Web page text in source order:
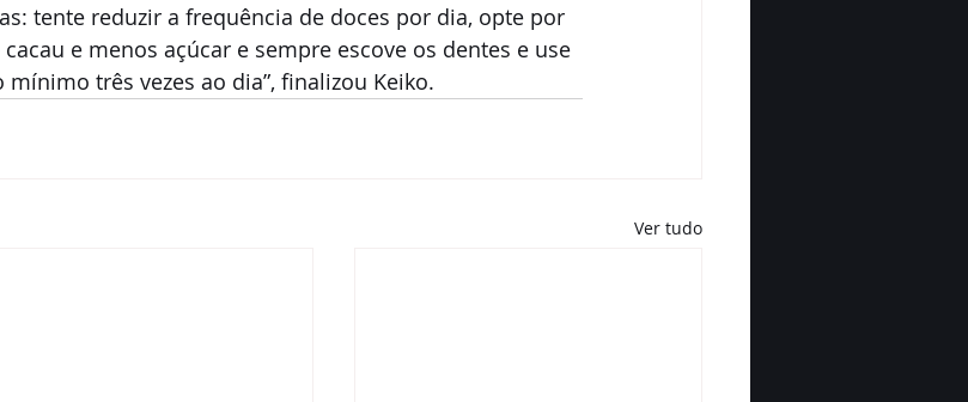
tente reduzir a frequência de doces por dia, opte por
e menos açúcar e sempre escove os dentes e use
três vezes ao dia”, finalizou Keiko.
Ver tudo